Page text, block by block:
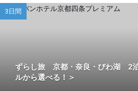
3日間
ずらし旅 京都・奈良・びわ湖 2
ルから選べる！＞